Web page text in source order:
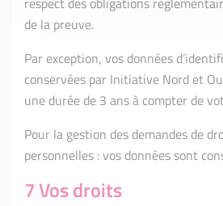
de la preuve.
Par exception, vos données
conservées par Initiative Nord et
une durée de 3 ans à compter de
Pour la gestion des demandes de
personnelles : vos données sont
7 Vos droits